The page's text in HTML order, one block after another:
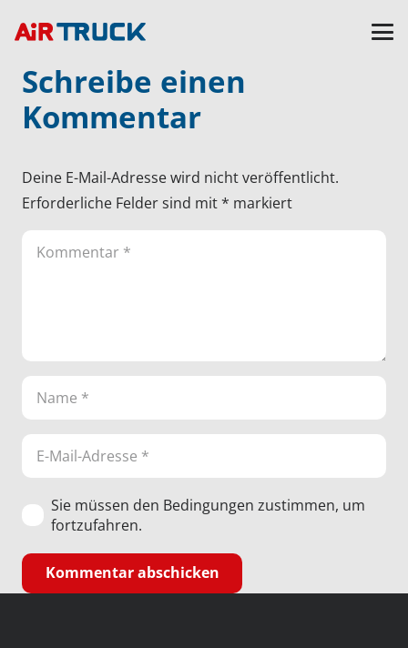
Schreibe einen
Kommentar
Deine E-Mail-Adresse wird nicht veröffentlicht.
Erforderliche Felder sind mit* markiert
Sie müssen den Bedingungen zustimmen, um
fortzufahren.
Kommentar abschicken